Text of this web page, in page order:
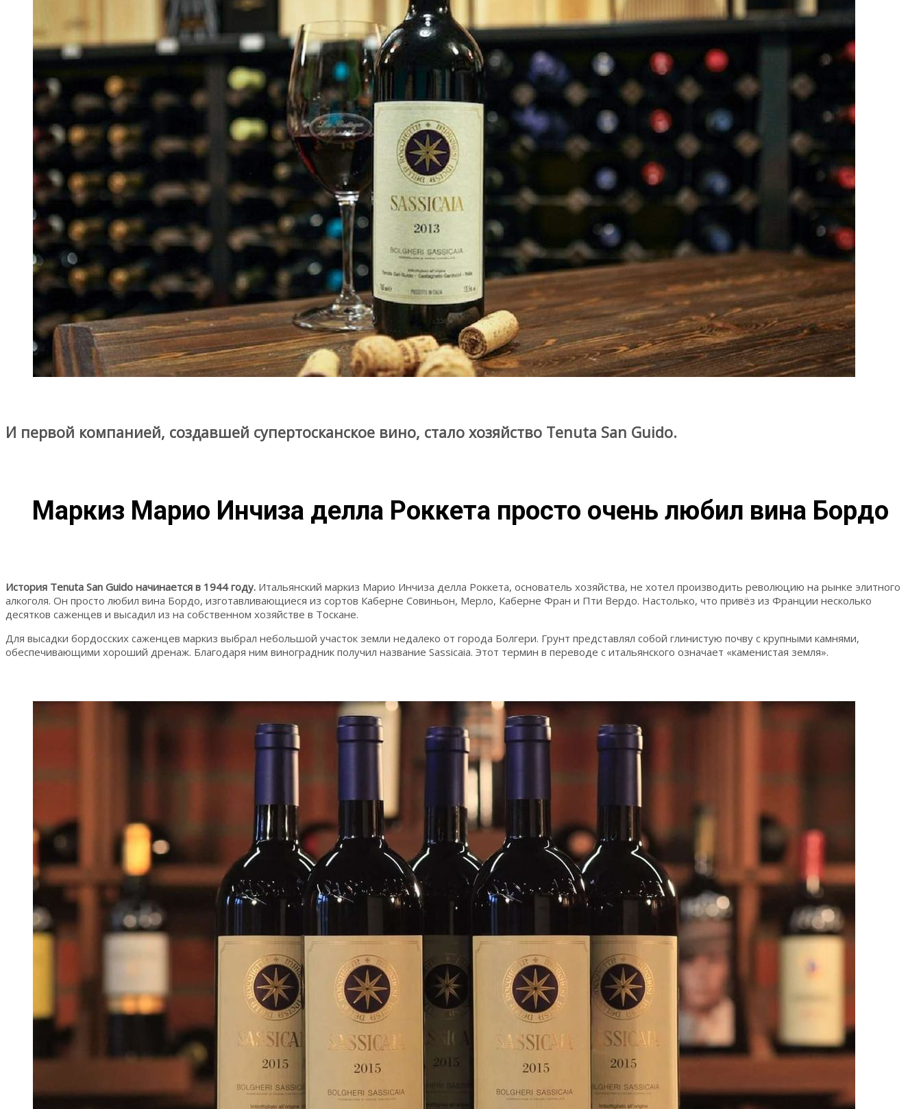
И первой компанией, создавшей супертосканское вино, стало хозяйство Tenuta San Guido.
Маркиз Марио Инчиза делла Роккета просто очень любил вина Бордо
История Tenuta San Guido начинается в 1944 году. Итальянский маркиз Марио Инчиза делла Роккета, основатель хозяйства, не хотел производить революцию на рынке элитного
алкоголя. Он просто любил вина Бордо, изготавливающиеся из сортов Каберне Совиньон, Мерло, Каберне Фран и Пти Вердо. Настолько, что привёз из Франции несколько
десятков саженцев и высадил из на собственном хозяйстве в Тоскане.
Для высадки бордосских саженцев маркиз выбрал небольшой участок земли недалеко от города Болгери. Грунт представлял собой глинистую почву с крупными камнями,
обеспечивающими хороший дренаж. Благодаря ним виноградник получил название Sassicaia. Этот термин в переводе с итальянского означает «каменистая земля».